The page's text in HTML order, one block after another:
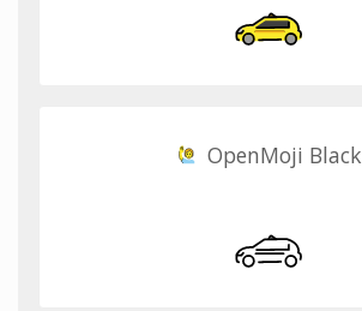
OpenMoji Black